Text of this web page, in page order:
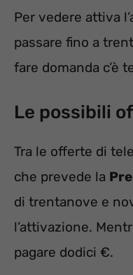
Per vedere attiva
passare fino a
fare domanda c’è
Le possibili
Tra le offerte di
che prevede la
di trentanove e
l’attivazione.
pagare dodici €.